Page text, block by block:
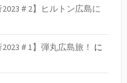
2023＃2】ヒルトン広島に
＃1】弾丸広島旅！ に